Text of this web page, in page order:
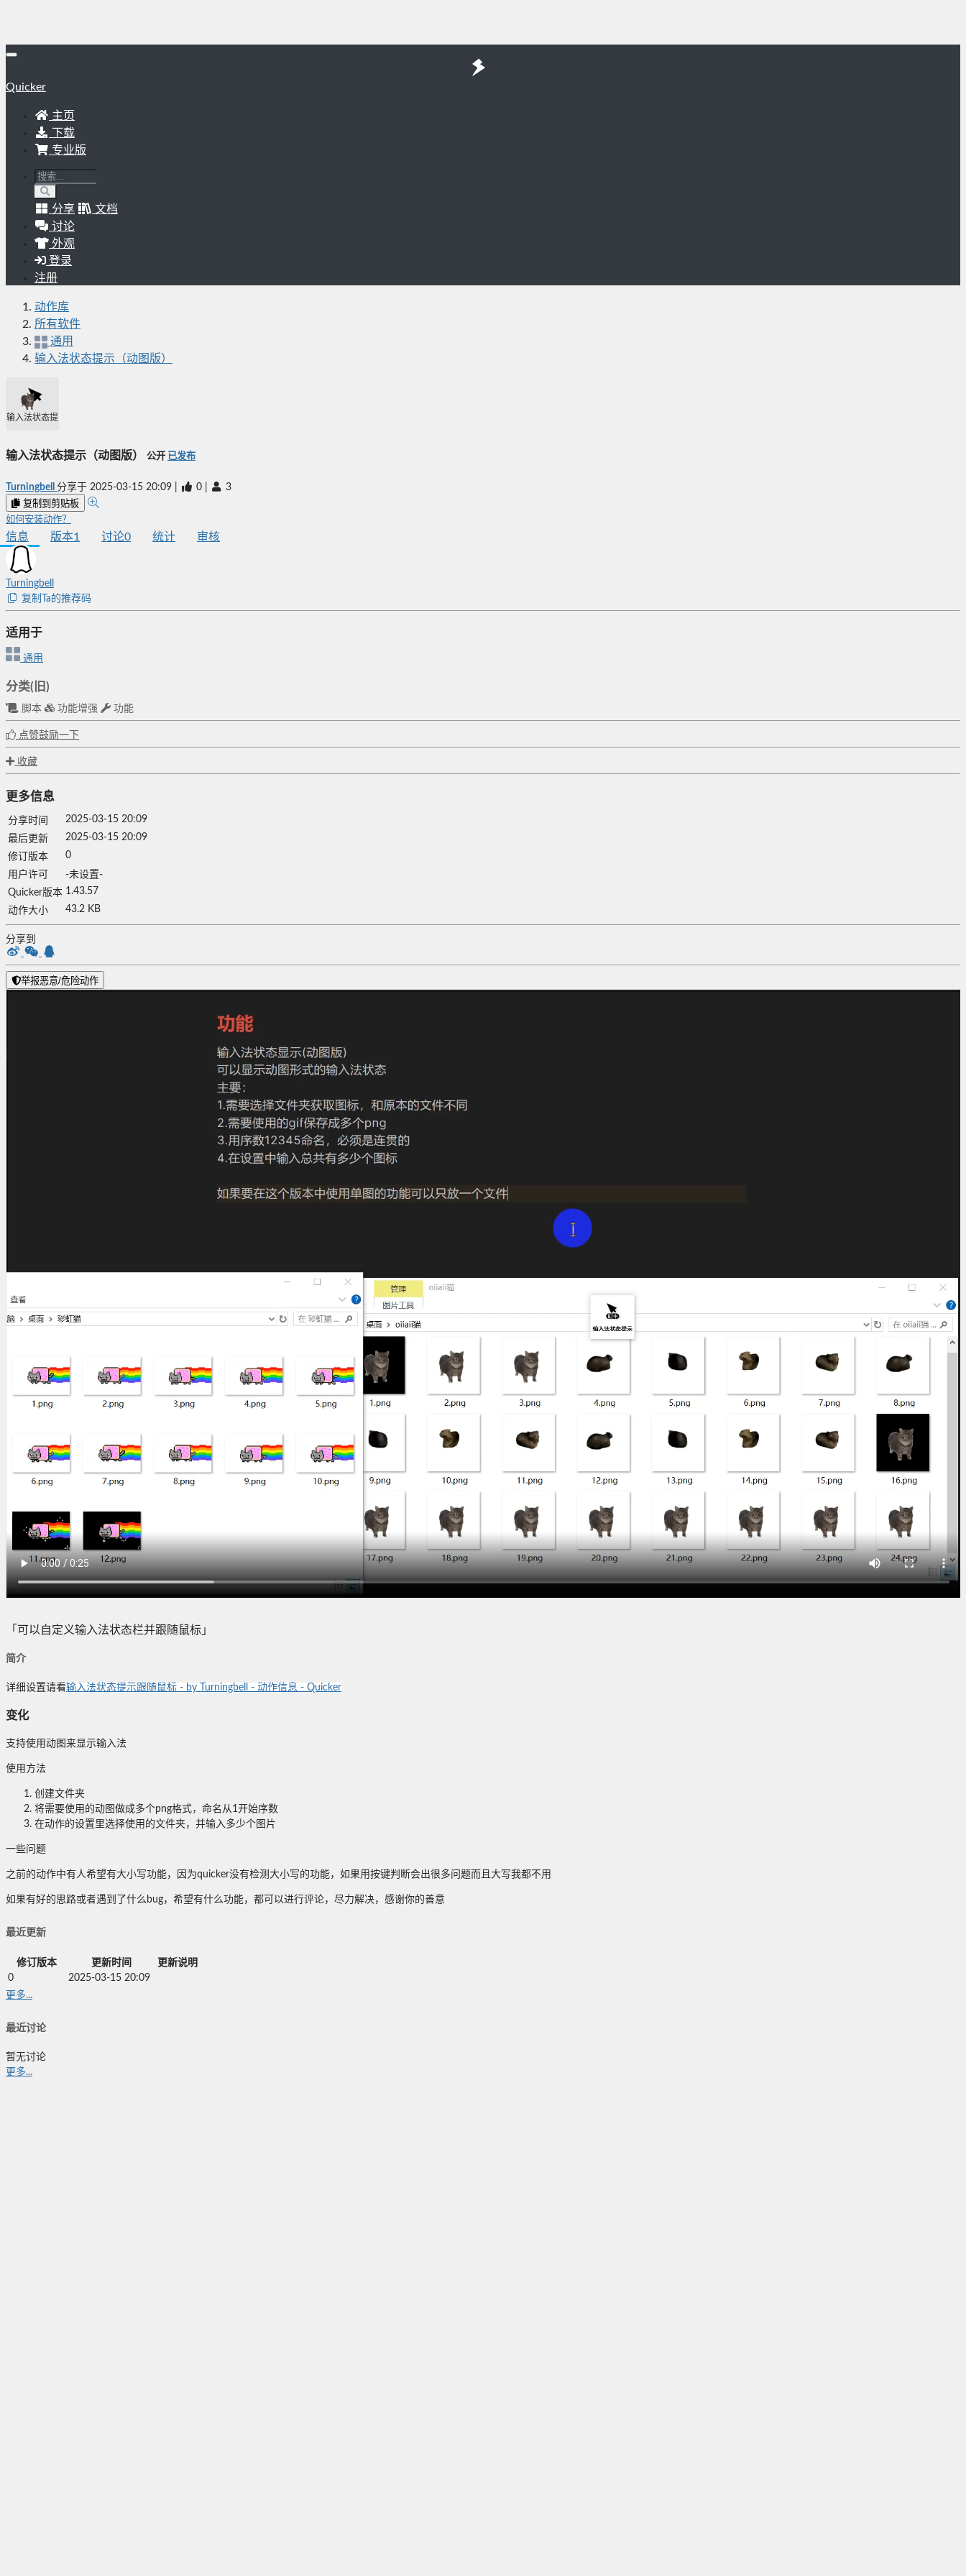
Quicker
主页
下载
专业版
分享
文档
讨论
外观
登录
注册
动作库
所有软件
通用
输入法状态提示（动图版）
输入法状态提示（动图版）
输入法状态提示（动图版） 公开 已发布
Turningbell 分享于 2025-03-15 20:09 0 3
复制到剪贴板
如何安装动作？
信息 版本1 讨论0 统计 审核
Turningbell
复制Ta的推荐码
适用于
通用
分类(旧)
脚本 功能增强 功能
点赞鼓励一下
收藏
更多信息
分享时间
2025-03-15 20:09
最后更新
2025-03-15 20:09
修订版本
0
用户许可
-未设置-
Quicker版本 1.43.57
动作大小
43.2 KB
分享到
举报恶意/危险动作
「可以自定义输入法状态栏并跟随鼠标」
简介
详细设置请看输入法状态提示跟随鼠标 - by Turningbell - 动作信息 - Quicker
变化
支持使用动图来显示输入法
使用方法
创建文件夹
将需要使用的动图做成多个png格式，命名从1开始序数
在动作的设置里选择使用的文件夹，并输入多少个图片
一些问题
之前的动作中有人希望有大小写功能，因为quicker没有检测大小写的功能，如果用按键判断会出很多问题而且大写我都不用
如果有好的思路或者遇到了什么bug，希望有什么功能，都可以进行评论，尽力解决，感谢你的善意
最近更新
修订版本 更新时间
更新说明
0
2025-03-15 20:09
更多...
最近讨论
暂无讨论
更多...